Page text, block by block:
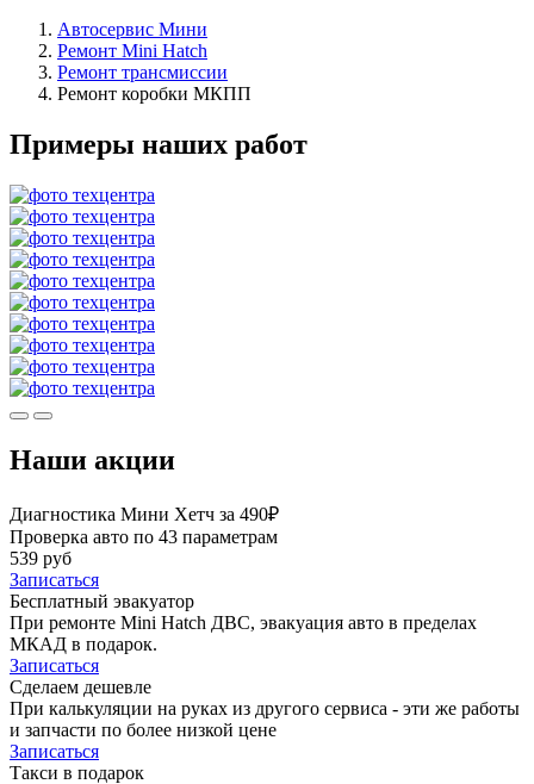
Автосервис Мини
Ремонт Mini Hatch
Ремонт трансмиссии
Ремонт коробки МКПП
Примеры наших работ
Наши акции
Диагностика Мини Хетч за 490₽
Проверка авто по 43 параметрам
539 руб
Записаться
Бесплатный эвакуатор
При ремонте Mini Hatch ДВС, эвакуация авто в пределах
МКАД в подарок.
Записаться
Сделаем дешевле
При калькуляции на руках из другого сервиса - эти же работы
и запчасти по более низкой цене
Записаться
Такси в подарок